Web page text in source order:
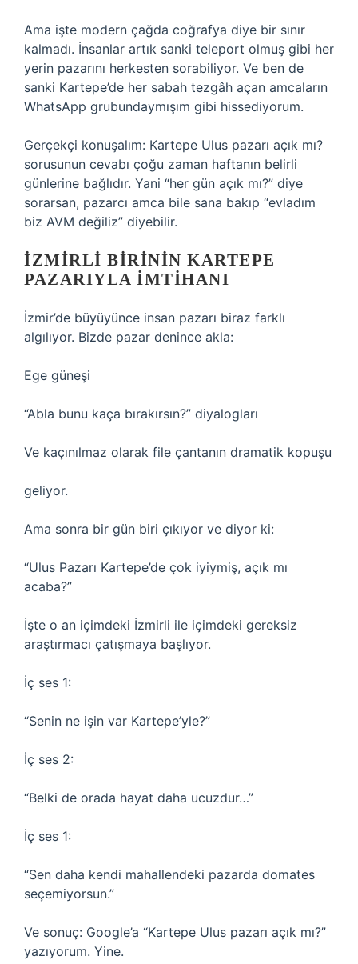
Ama işte modern çağda coğrafya diye bir sınır
kalmadı. İnsanlar artık sanki teleport olmuş gibi her
yerin pazarını herkesten sorabiliyor. Ve ben de
sanki Kartepe’de her sabah tezgâh açan amcaların
WhatsApp grubundaymışım gibi hissediyorum.
Gerçekçi konuşalım: Kartepe Ulus pazarı açık mı?
sorusunun cevabı çoğu zaman haftanın belirli
günlerine bağlıdır. Yani “her gün açık mı?” diye
sorarsan, pazarcı amca bile sana bakıp “evladım
biz AVM değiliz” diyebilir.
İZMIRLI BIRININ KARTEPE
PAZARIYLA İMTIHANI
İzmir’de büyüyünce insan pazarı biraz farklı
algılıyor. Bizde pazar denince akla:
Ege güneşi
“Abla bunu kaça bırakırsın?” diyalogları
Ve kaçınılmaz olarak file çantanın dramatik kopuşu
geliyor.
Ama sonra bir gün biri çıkıyor ve diyor ki:
“Ulus Pazarı Kartepe’de çok iyiymiş, açık mı
acaba?”
İşte o an içimdeki İzmirli ile içimdeki gereksiz
araştırmacı çatışmaya başlıyor.
İç ses 1:
“Senin ne işin var Kartepe’yle?”
İç ses 2:
“Belki de orada hayat daha ucuzdur…”
İç ses 1:
“Sen daha kendi mahallendeki pazarda domates
seçemiyorsun.”
Ve sonuç: Google’a “Kartepe Ulus pazarı açık mı?”
yazıyorum. Yine.